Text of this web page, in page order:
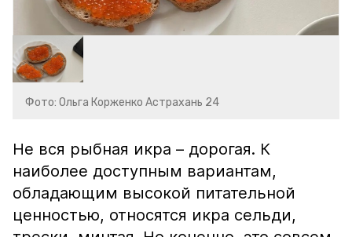
Фото: Ольга Корженко Астрахань 24
Не вся рыбная икра – дорогая. К
наиболее доступным вариантам,
обладающим высокой питательной
ценностью, относятся икра сельди,